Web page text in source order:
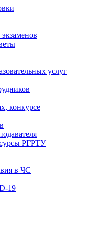
экзаменов
услуг
конкурсе
РГРТУ
в ЧС
19